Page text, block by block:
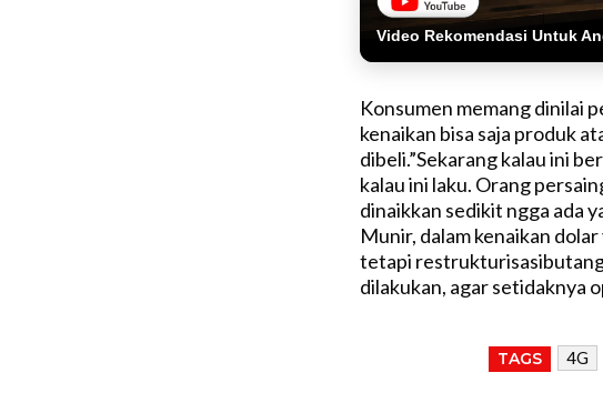
Video Rekomendasi Untuk
Konsumen memang dinilai
kenaikan bisa saja produk
dibeli.”Sekarang kalau ini
kalau ini laku. Orang
dinaikkan sedikit ngga ada
Munir, dalam kenaikan
tetapi
dilakukan, agar setidaknya
TAGS 4G